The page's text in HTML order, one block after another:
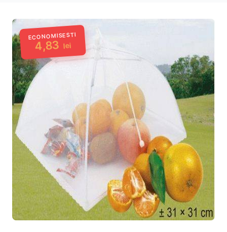
ECONOMISESTI
4,83 lei